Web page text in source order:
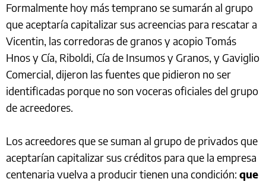
Formalmente hoy más temprano se sumarán al grupo
que aceptaría capitalizar sus acreencias para rescatar a
Vicentin, las corredoras de granos y acopio Tomás
Hnos y Cía, Riboldi, Cía de Insumos y Granos, y Gaviglio
Comercial, dijeron las fuentes que pidieron no ser
identificadas porque no son voceras oficiales del grupo
de acreedores.
Los acreedores que se suman al grupo de privados que
aceptarían capitalizar sus créditos para que la empresa
centenaria vuelva a producir tienen una condición: que